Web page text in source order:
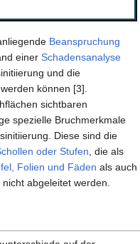
Beanspruchung
einer Schadensanalyse
und die
können [3].
sichtbaren
spezielle Bruchmerkmale
Diese sind die
oder Stufen , die als
Folien und Fäden als auch
abgeleitet werden.